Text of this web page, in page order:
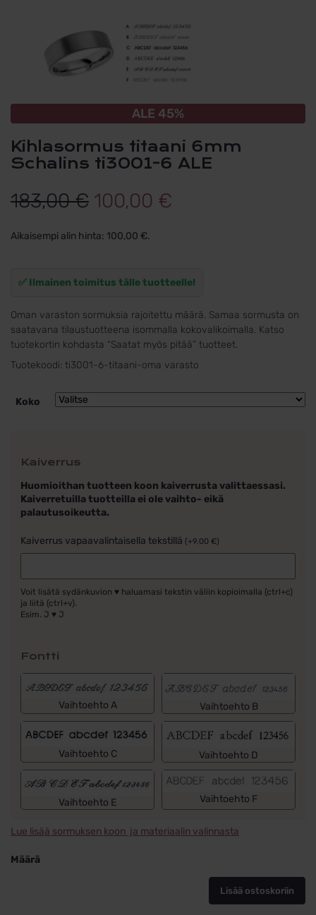
ALE 45%
Kihlasormus titaani 6mm
Schalins ti3001-6 ALE
183,00€ Alkuperäinen
hinta
183,00 €.
100,00 €
100,00 €.
Aikaisempi alin hinta: 100,00 €.
✅ Ilmainen toimitus tälle tuotteelle!
Oman varaston sormuksia rajoitettu määrä. Samaa sormusta on
saatavana tilaustuotteena isommalla kokovalikoimalla. Katso
tuotekortin kohdasta “Saatat myös pitää” tuotteet.
Tuotekoodi: ti3001-6-titaani-oma varasto
Koko
Kaiverrus
Huomioithan tuotteen koon kaiverrusta valittaessasi.
Kaiverretuilla tuotteilla ei ole vaihto- eikä
palautusoikeutta.
Kaiverrus vapaavalintaisella tekstillä (+9,00 €)
Voit lisätä sydänkuvion ♥ haluamasi tekstin väliin kopioimalla (ctrl+c)
ja liitä (ctrl+v).
Esim. J ♥ J
Fontti
Vaihtoehto A Vaihtoehto B
Vaihtoehto C Vaihtoehto D
Vaihtoehto E Vaihtoehto F
Lue lisää sormuksen koon ja materiaalin valinnasta
Määrä
Lisää ostoskoriin